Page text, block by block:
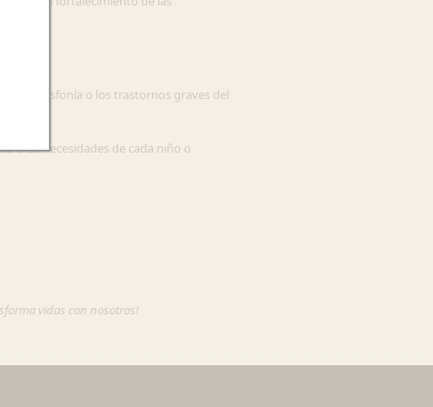
la disfonía o los trastornos graves del
a las necesidades de cada niño o
vidas con nosotros!